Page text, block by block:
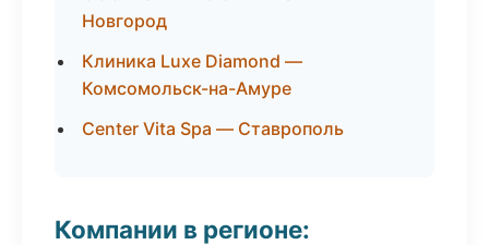
Новгород
Клиника Luxe Diamond —
Комсомольск-на-Амуре
Center Vita Spa — Ставрополь
Компании в регионе: